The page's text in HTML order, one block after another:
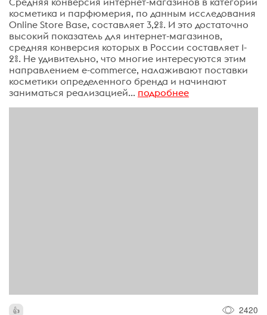
косметика и парфюмерия, по данным исследования
Online Store Base, составляет 3,2%. И это достаточно
высокий показатель для интернет-магазинов,
средняя конверсия которых в России составляет 1-
2%. Не удивительно, что многие интересуются этим
направлением e-commerce, налаживают поставки
косметики определенного бренда и начинают
заниматься реализацией... подробнее
2420